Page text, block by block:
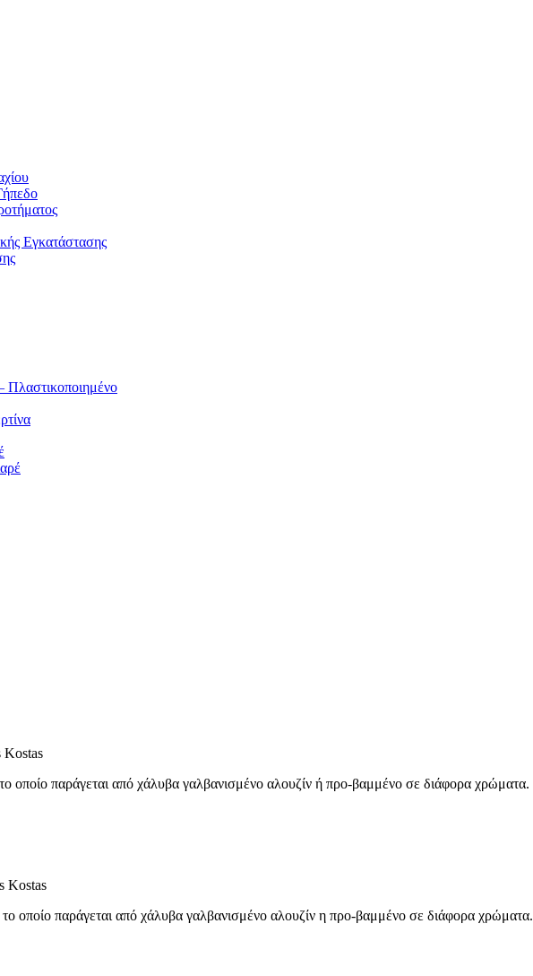
Εγκατάστασης
Πλαστικοποιημένο
οποίο παράγεται από χάλυβα γαλβανισμένο αλουζίν ή προ-βαμμένο σε διάφορα χρώματα.
οποίο παράγεται από χάλυβα γαλβανισμένο αλουζίν η προ-βαμμένο σε διάφορα χρώματα.